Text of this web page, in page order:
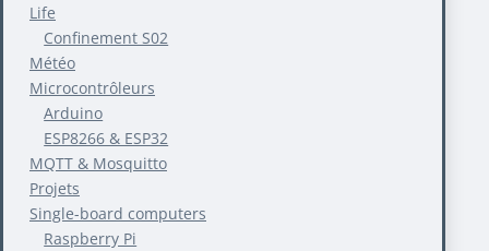
Life
Confinement S02
Météo
Microcontrôleurs
Arduino
ESP8266 & ESP32
MQTT & Mosquitto
Projets
Single-board computers
Raspberry Pi